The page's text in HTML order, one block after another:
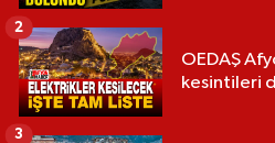
OEDAŞ
kesintileri
2
3